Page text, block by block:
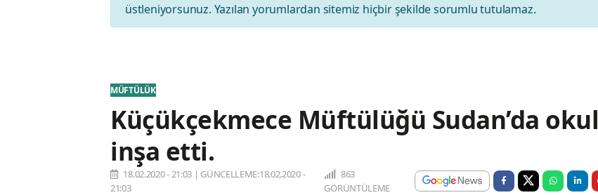
üstleniyorsunuz. Yazılan yorumlardan sitemiz hiçbir şekilde sorumlu tutulamaz.
MÜFTÜLÜK
Küçükçekmece Müftülüğü Sudan’da okul
inşa etti.
18.02.2020 - 21:03 | GÜNCELLEME:18.02.2020 -
21:03
863
GÖRÜNTÜLEME